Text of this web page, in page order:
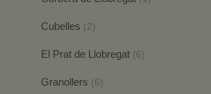
Cubelles (2)
El Prat de Llobregat (6)
Granollers (6)